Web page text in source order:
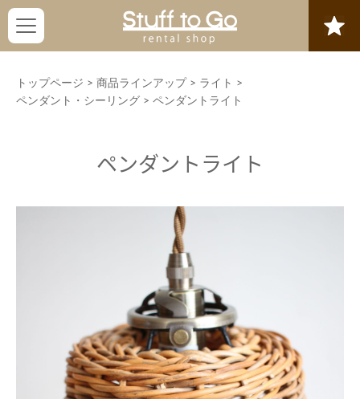
トップページ > 商品ラインアップ > ライト >
ペンダント・シーリング > ペンダントライト
ペンダントライト